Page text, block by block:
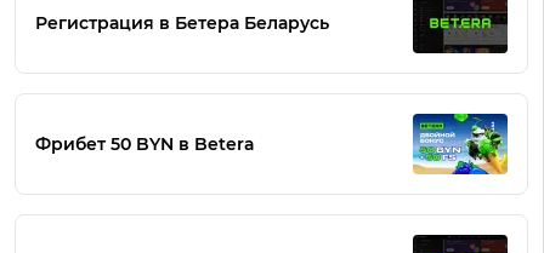
Регистрация в Бетера Беларусь
Фрибет 50 BYN в Betera